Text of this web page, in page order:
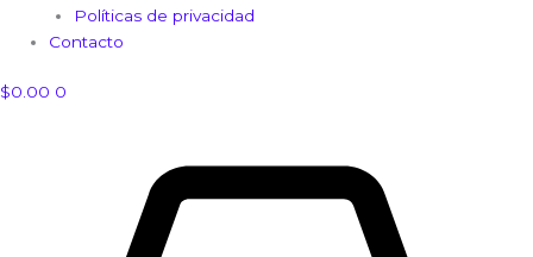
Políticas de privacidad
Contacto
$0.00 0